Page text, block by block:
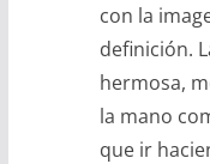
con la
definición.
hermosa,
la mano
que ir